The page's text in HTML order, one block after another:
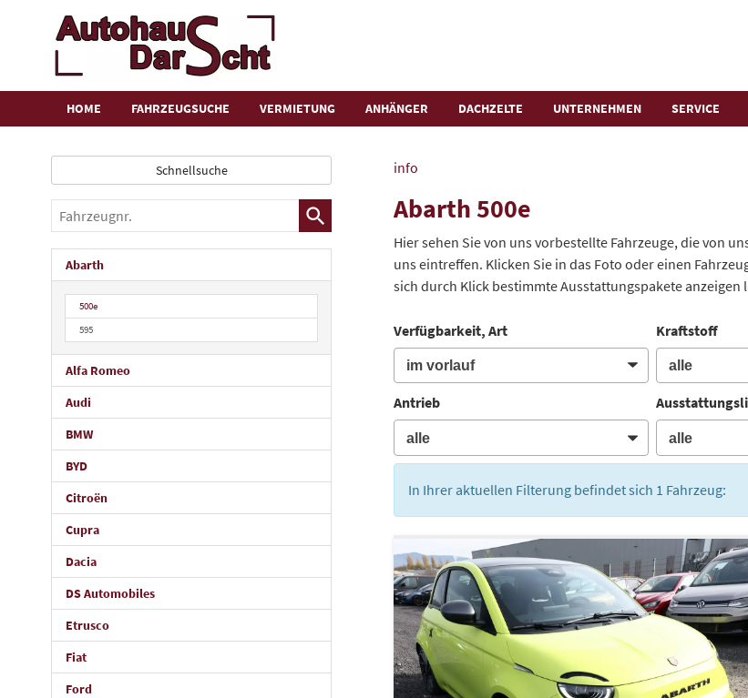
HOME FAHRZEUGSUCHE VERMIETUNG ANHÄNGER DACHZELTE UNTERNEHMEN SERVICE
info
Abarth 500e
Hier sehen Sie von uns vorbestellte Fahrzeuge, die von
uns eintreffen. Klicken Sie in das Foto oder einen
sich durch Klick bestimmte Ausstattungspakete anzeigen
Verfügbarkeit, Art Kraftstoff
Antrieb
In Ihrer aktuellen Filterung befindet sich 1 Fahrzeug:
Schnellsuche
Fahrzeugnr.
Abarth
500e
595
Alfa Romeo
Audi
BMW
BYD
Citroën
Cupra
Dacia
DS Automobiles
Etrusco
Fiat
Ford